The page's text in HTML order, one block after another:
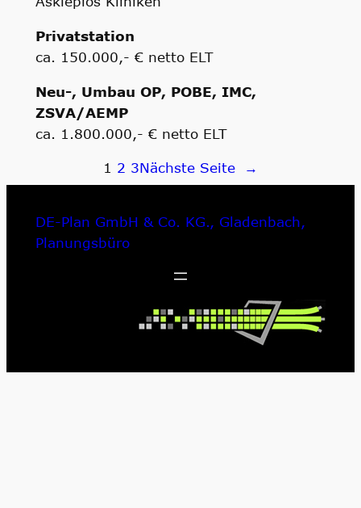
Privatstation
ca. 150.000,- € netto ELT
Neu-, Umbau OP, POBE, IMC,
ZSVA/AEMP
ca. 1.800.000,- € netto ELT
1 2 3Nächste Seite →
DE-Plan GmbH & Co. KG., Gladenbach,
Planungsbüro